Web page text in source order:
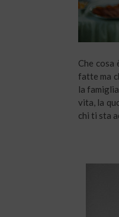
Che
fatte ma
la
vita, la
chi ti sta